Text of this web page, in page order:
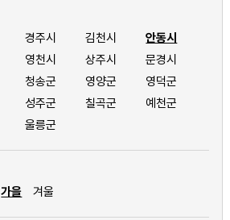
경주시 김천시
안동시
영천시 상주시
문경시
청송군 영양군
영덕군
성주군 칠곡군
예천군
울릉군
가을 겨울